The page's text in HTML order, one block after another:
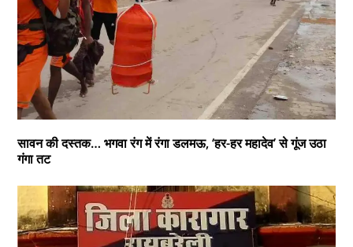
सावन की दस्तक… भगवा रंग में रंगा डलमऊ, ‘हर-हर महादेव’ से गूंज उठा
गंगा तट